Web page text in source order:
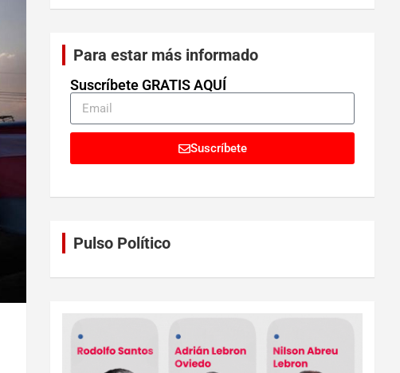
Para estar más informado
Suscríbete GRATIS AQUÍ
Suscríbete
Pulso Político